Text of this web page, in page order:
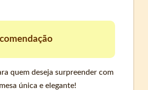
quem deseja surpreender com
única e elegante!